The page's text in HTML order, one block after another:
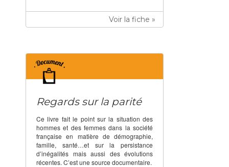
Voir la fiche »
Regards sur la parité
Ce livre fait le point sur la situation des
hommes et des femmes dans la société
française en matière de démographie,
famille, santé…et sur la persistance
d’inégalités mais aussi des évolutions
récentes. C’est une source documentaire.